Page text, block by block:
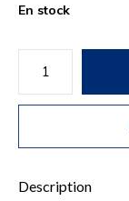
En stock
Description